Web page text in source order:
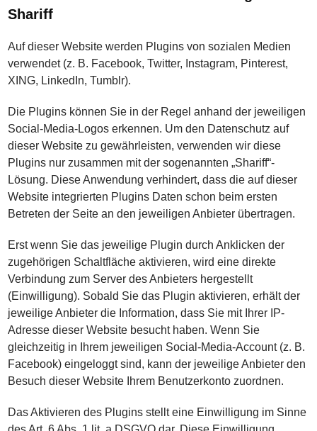
Shariff
Auf dieser Website werden Plugins von sozialen Medien
verwendet (z. B. Facebook, Twitter, Instagram, Pinterest,
XING, LinkedIn, Tumblr).
Die Plugins können Sie in der Regel anhand der jeweiligen
Social-Media-Logos erkennen. Um den Datenschutz auf
dieser Website zu gewährleisten, verwenden wir diese
Plugins nur zusammen mit der sogenannten „Shariff“-
Lösung. Diese Anwendung verhindert, dass die auf dieser
Website integrierten Plugins Daten schon beim ersten
Betreten der Seite an den jeweiligen Anbieter übertragen.
Erst wenn Sie das jeweilige Plugin durch Anklicken der
zugehörigen Schaltfläche aktivieren, wird eine direkte
Verbindung zum Server des Anbieters hergestellt
(Einwilligung). Sobald Sie das Plugin aktivieren, erhält der
jeweilige Anbieter die Information, dass Sie mit Ihrer IP-
Adresse dieser Website besucht haben. Wenn Sie
gleichzeitig in Ihrem jeweiligen Social-Media-Account (z. B.
Facebook) eingeloggt sind, kann der jeweilige Anbieter den
Besuch dieser Website Ihrem Benutzerkonto zuordnen.
Das Aktivieren des Plugins stellt eine Einwilligung im Sinne